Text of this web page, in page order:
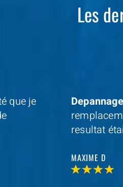
Les
du
le
Je
chez moi
j'ai trouvé
VALERIE V